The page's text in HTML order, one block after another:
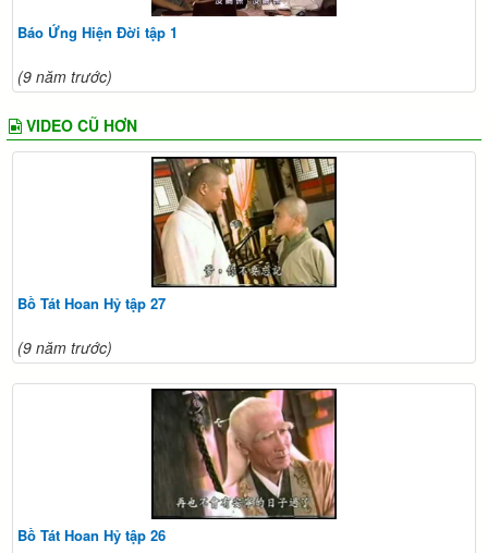
Báo Ứng Hiện Đời tập 1
(9 năm trước)
VIDEO CŨ HƠN
Bồ Tát Hoan Hỷ tập 27
(9 năm trước)
Bồ Tát Hoan Hỷ tập 26